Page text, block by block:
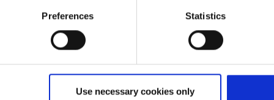
Preferences Statistics
Use necessary cookies only